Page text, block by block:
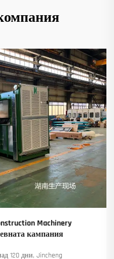
Machinery
кампания
120 дни, Jincheng